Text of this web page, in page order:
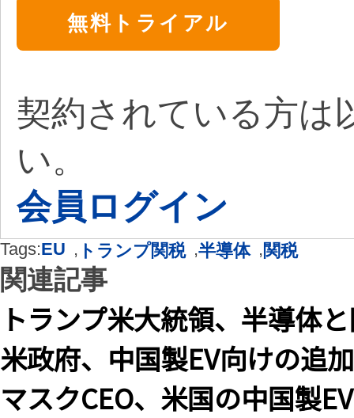
無料トライアル
契約されている方は
い。
会員ログイン
Tags:EU , トランプ関税 ,半導体 ,関税
関連記事
トランプ米大統領、半導
米政府、中国製EV向けの追
マスクCEO、米国の中国製